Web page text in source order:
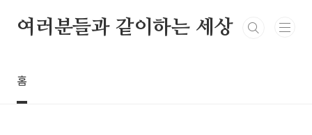
여러분들과 같이하는 세상
홈